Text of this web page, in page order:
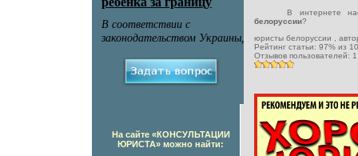
В интернете нас
белоруссии?
юристы белоруссии
,
Рейтинг статьи: 97% из
Отзывов пользователей: 1
На сайте «КОНСУЛЬТАЦИИ
ЮРИСТА» можно найти: